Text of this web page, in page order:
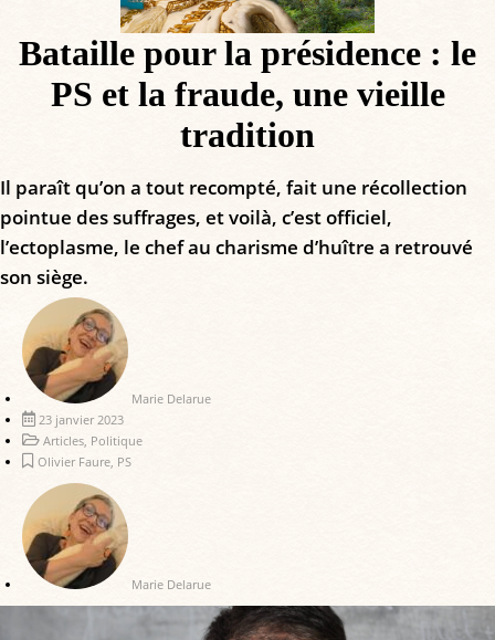
Bataille pour la présidence : le
PS et la fraude, une vieille
tradition
Il paraît qu’on a tout recompté, fait une récollection
pointue des suffrages, et voilà, c’est officiel,
l’ectoplasme, le chef au charisme d’huître a retrouvé
son siège.
Marie Delarue
23 janvier 2023
Articles, Politique
Olivier Faure, PS
Marie Delarue